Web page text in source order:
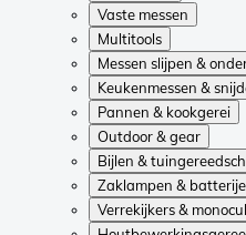
Vaste messen
Multitools
Messen slijpen &
Keukenmessen &
Pannen & kookgerei
Outdoor & gear
Bijlen &
Zaklampen &
Verrekijkers &